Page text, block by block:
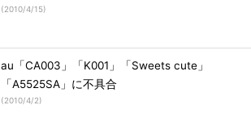
(2010/4/15)
au「CA003」「K001」「Sweets cute」
「A5525SA」に不具合
(2010/4/2)